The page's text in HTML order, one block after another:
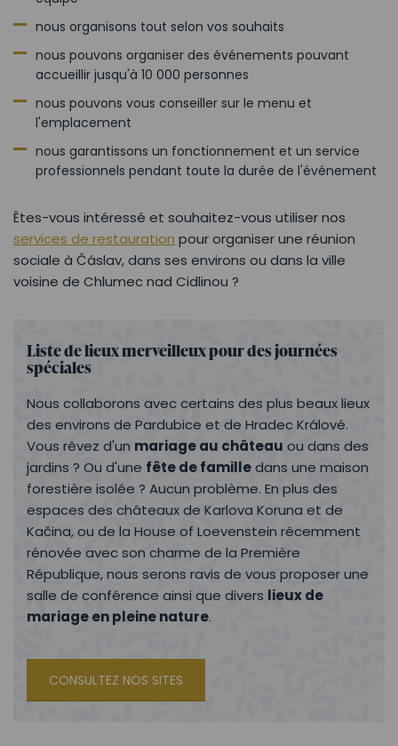
nous organisons tout selon vos souhaits
nous pouvons organiser des événements pouvant
accueillir jusqu'à 10 000 personnes
nous pouvons vous conseiller sur le menu et
l'emplacement
nous garantissons un fonctionnement et un service
professionnels pendant toute la durée de l'événement
Êtes-vous intéressé et souhaitez-vous utiliser nos
services de restauration pour organiser une réunion
sociale à Čáslav, dans ses environs ou dans la ville
voisine de Chlumec nad Cidlinou ?
Liste de lieux merveilleux pour des journées
spéciales
Nous collaborons avec certains des plus beaux lieux
des environs de Pardubice et de Hradec Králové.
Vous rêvez d'un mariage au château ou dans des
jardins ? Ou d'une fête de familledans une maison
forestière isolée ? Aucun problème. En plus des
espaces des châteaux de Karlova Koruna et de
Kačina, ou de la House of Loevenstein récemment
rénovée avec son charme de la Première
République, nous serons ravis de vous proposer une
salle de conférence ainsi que divers lieux de
mariage en pleine nature.
CONSULTEZ NOS SITES